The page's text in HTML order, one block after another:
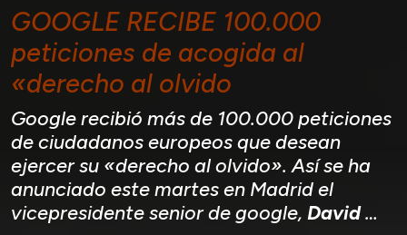
GOOGLE RECIBE 100.000
peticiones de acogida al
«derecho al olvido
Google recibió más de 100.000 peticiones
de ciudadanos europeos que desean
ejercer su «derecho al olvido». Así se ha
anunciado este martes en Madrid el
vicepresidente senior de google, David…